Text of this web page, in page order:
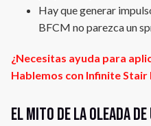
Hay que generar
BFCM no parezca un
¿Necesitas ayuda para
Hablemos con Infinite Stair
El mito de la oleada